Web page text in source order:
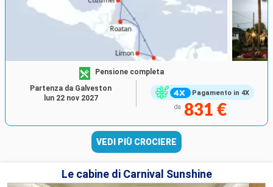
Pagamento in 4X
Pensione completa
da 831 €
Partenza da Galveston
lun 22 nov 2027
VEDI PIÙ CROCIERE
Le cabine di Carnival Sunshine